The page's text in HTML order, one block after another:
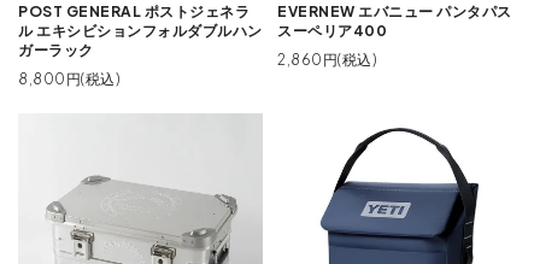
POST GENERAL ポストジェネラ
ル エキシビションフォルダブルハン
ガーラック
8,800円(税込)
EVERNEW エバニュー パンタパス
スーペリア400
2,860円(税込)